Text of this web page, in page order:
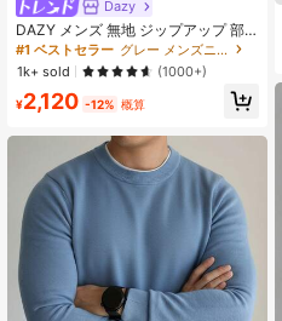
Dazy
DAZY メンズ 無地 ジップアップ 部
分プラケット 半袖 カジュアルニット
トップ、秋冬 クォータージップ メン
ズ
#1 ベストセラー
グレー メンズニットトップス
1k+ sold
(1000+)
¥2,120 -12% 概算